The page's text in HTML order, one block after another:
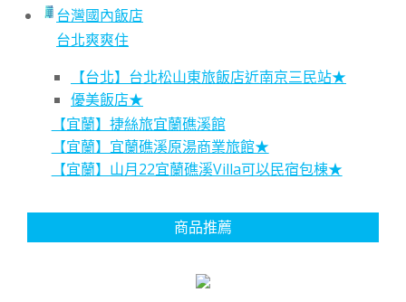
台灣國內飯店
台北爽爽住
【台北】台北松山東旅飯店近南京三民站★
優美飯店★
【宜蘭】捷絲旅宜蘭礁溪館
【宜蘭】宜蘭礁溪原湯商業旅館★
【宜蘭】山月22宜蘭礁溪Villa可以民宿包棟★
商品推薦